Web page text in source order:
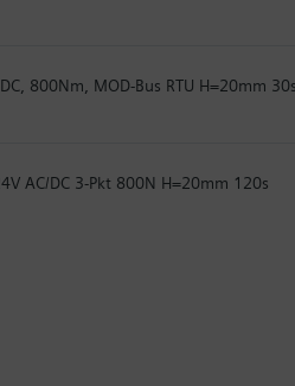
800Nm, MOD-Bus RTU H=20mm 30s
AC/DC 3-Pkt 800N H=20mm 120s